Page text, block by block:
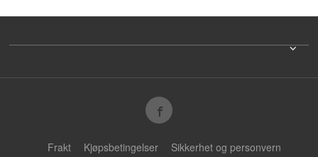
Frakt Kjøpsbetingelser Sikkerhet og personvern